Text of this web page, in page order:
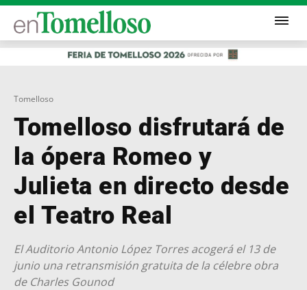
Tomelloso
Tomelloso disfrutará de
la ópera Romeo y
Julieta en directo desde
el Teatro Real
El Auditorio Antonio López Torres acogerá el 13 de
junio una retransmisión gratuita de la célebre obra
de Charles Gounod